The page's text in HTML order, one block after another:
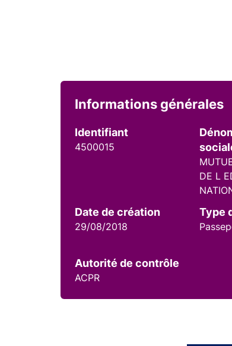
Informations générales
Identifiant
4500015
DE L
Date de création
29/08/2018
Type
Autorité de contrôle
ACPR